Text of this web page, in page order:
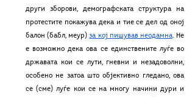
други зборови, демографската структура на
протестите покажува дека и тие се дел од оној
балон (бабл, меур) за кој пишував неодамна. Не
е возможно дека ова се единствените луѓе во
државата кои се лути, гневни и незадоволни,
особено не затоа што објективно гледано, ова
се (сме) луѓе кои се на многу начини дури и